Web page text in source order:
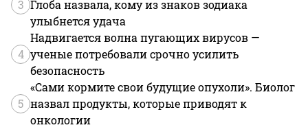
3 Глоба назвала, кому из знаков зодиака
улыбнется удача
4
Надвигается волна пугающих вирусов —
ученые потребовали срочно усилить
безопасность
5
«Сами кормите свои будущие опухоли». Биолог
назвал продукты, которые приводят к
онкологии